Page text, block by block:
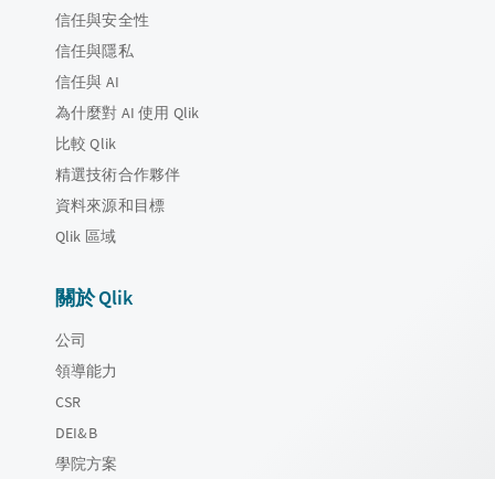
信任與安全性
信任與隱私
信任與 AI
為什麼對 AI 使用 Qlik
比較 Qlik
精選技術合作夥伴
資料來源和目標
Qlik 區域
關於 Qlik
公司
領導能力
CSR
DEI&B
學院方案